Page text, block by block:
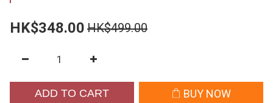
HK$348.00 HK$499.00
ADD TO CART BUY NOW